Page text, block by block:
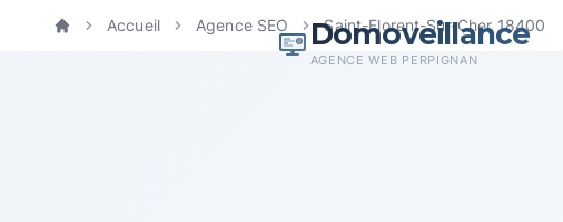
Domoveillance
AGENCE WEB PERPIGNAN
Accueil Agence SEO Saint-Florent-Sur-Cher 18400